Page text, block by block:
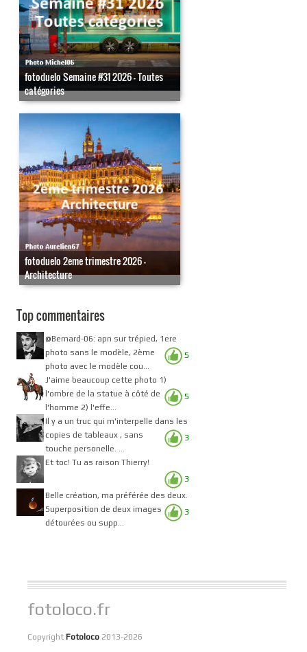
fotoduelo Semaine #31 2026 - Toutes
catégories
fotoduelo 2eme trimestre 2026 -
Architecture
Top commentaires
5
@Bernard-06: apn sur trépied, 1ere
photo sans le modèle, 2ème
photo avec le modèle cou...
5
J'aime beaucoup cette photo 1)
l'ombre de la statue à côté de
l'homme 2) l'effe...
3
Il y a un truc qui m'interpelle dans les
copies de tableaux , sans
touche personelle. ...
3
Et toc! Tu as raison Thierry!
3
Belle création, ma préférée des deux.
Superposition de deux images
détourées ou supp...
fotoloco.fr
Copyright Fotoloco 2013-2026